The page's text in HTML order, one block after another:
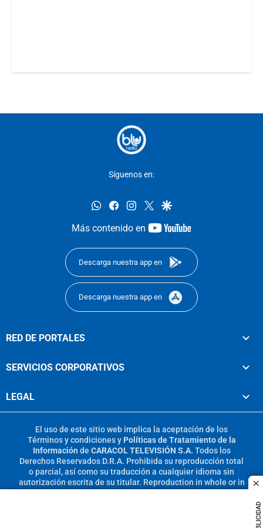
PUBLICIDAD
Síguenos en:
whatsappfacebookinstagram
twittergoogle
Más contenido en
youtube-
Descarga nuestra app en
Descarga nuestra app en
RED DE PORTALES
SERVICIOS CORPORATIVOS
LEGAL
El uso de este sitio web implica la aceptación de los
Términos y condicionesy Políticas de Tratamiento de la
Información de CARACOL TELEVISIÓN S.A. Todos los
Derechos Reservados D.R.A. Prohibida su reproducción total
o parcial, así como su traducción a cualquier idioma sin
autorización escrita de su titular. Reproduction in whole or in
part, or translation without written permission is prohibited.